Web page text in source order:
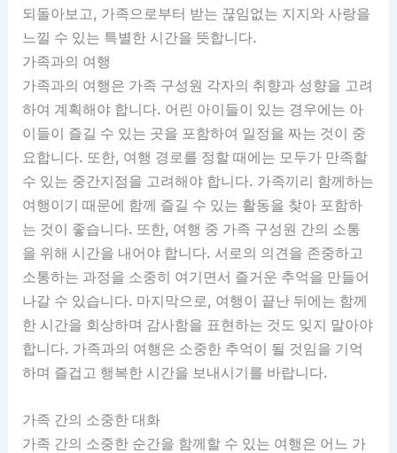
되돌아보고, 가족으로부터 받는 끊임없는 지지와 사랑을
느낄 수 있는 특별한 시간을 뜻합니다.
가족과의 여행
가족과의 여행은 가족 구성원 각자의 취향과 성향을 고려
하여 계획해야 합니다. 어린 아이들이 있는 경우에는 아
이들이 즐길 수 있는 곳을 포함하여 일정을 짜는 것이 중
요합니다. 또한, 여행 경로를 정할 때에는 모두가 만족할
수 있는 중간지점을 고려해야 합니다. 가족끼리 함께하는
여행이기 때문에 함께 즐길 수 있는 활동을 찾아 포함하
는 것이 좋습니다. 또한, 여행 중 가족 구성원 간의 소통
을 위해 시간을 내어야 합니다. 서로의 의견을 존중하고
소통하는 과정을 소중히 여기면서 즐거운 추억을 만들어
나갈 수 있습니다. 마지막으로, 여행이 끝난 뒤에는 함께
한 시간을 회상하며 감사함을 표현하는 것도 잊지 말아야
합니다. 가족과의 여행은 소중한 추억이 될 것임을 기억
하며 즐겁고 행복한 시간을 보내시기를 바랍니다.
가족 간의 소중한 대화
가족 간의 소중한 순간을 함께할 수 있는 여행은 어느 가